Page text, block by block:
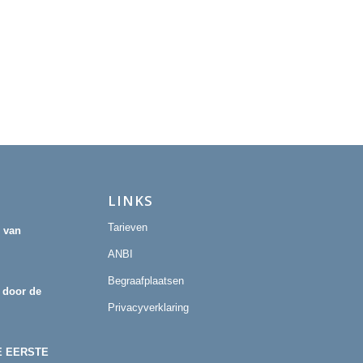
van
door de
EERSTE
LINKS
Tarieven
ANBI
Begraafplaatsen
Privacyverklaring